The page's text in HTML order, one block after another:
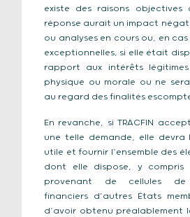
existe des raisons objectives
réponse aurait un impact
ou analyses en cours ou, en
exceptionnelles, si elle était
rapport aux intérêts légitimes
physique ou morale ou ne
au regard des finalités
En revanche, si TRACFIN
une telle demande, elle devra
utile et fournir l’ensemble des
dont elle dispose, y compris
provenant de cellules de
financiers d’autres États
d’avoir obtenu préalablement